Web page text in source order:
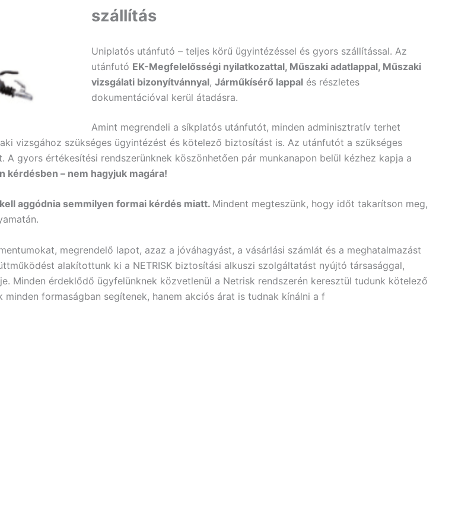
szállítás
Uniplatós utánfutó – teljes körű ügyintézéssel és gyors szállítással. Az
utánfutó EK-Megfelelősségi nyilatkozattal, Műszaki adatlappal, Műszaki
vizsgálati bizonyítvánnyal, Járműkísérő lappalés részletes
dokumentációval kerül átadásra.
Amint megrendeli a síkplatós utánfutót, minden adminisztratív terhet
vizsgához szükséges ügyintézést és kötelező biztosítást is. Az utánfutót a szükséges
gyors értékesítési rendszerünknek köszönhetően pár munkanapon belül kézhez kapja a
– nem hagyjuk magára!
aggódnia semmilyen formai kérdés miatt. Mindent megteszünk, hogy időt takarítson meg,
megrendelő lapot, azaz a jóváhagyást, a vásárlási számlát és a meghatalmazást
alakítottunk ki a NETRISK biztosítási alkuszi szolgáltatást nyújtó társasággal,
Minden érdeklődő ügyfelünknek közvetlenül a Netrisk rendszerén keresztül tudunk kötelező
formaságban segítenek, hanem akciós árat is tudnak kínálni a f